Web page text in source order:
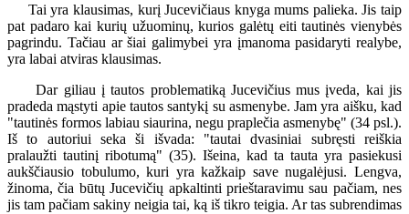
Tai yra klausimas, kurį Jucevičiaus knyga mums palieka. Jis taip
pat padaro kai kurių užuominų, kurios galėtų eiti tautinės vienybės
pagrindu. Tačiau ar šiai galimybei yra įmanoma pasidaryti realybe,
yra labai atviras klausimas.
Dar giliau į tautos problematiką Jucevičius mus įveda, kai jis
pradeda mąstyti apie tautos santykį su asmenybe. Jam yra aišku, kad
"tautinės formos labiau siaurina, negu praplečia asmenybę" (34 psl.).
Iš to autoriui seka ši išvada: "tautai dvasiniai subręsti reiškia
pralaužti tautinį ribotumą" (35). Išeina, kad ta tauta yra pasiekusi
aukščiausio tobulumo, kuri yra kažkaip save nugalėjusi. Lengva,
žinoma, čia būtų Jucevičių apkaltinti prieštaravimu sau pačiam, nes
jis tam pačiam sakiny neigia tai, ką iš tikro teigia. Ar tas subrendimas